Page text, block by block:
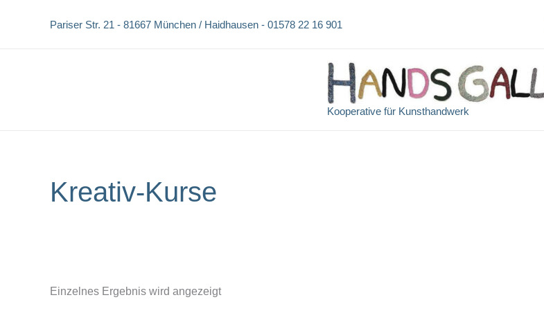
Pariser Str. 21 - 81667 München / Haidhausen - 01578 22 16 901
Kooperative für Kunsthandwerk
Kreativ-Kurse
Einzelnes Ergebnis wird angezeigt